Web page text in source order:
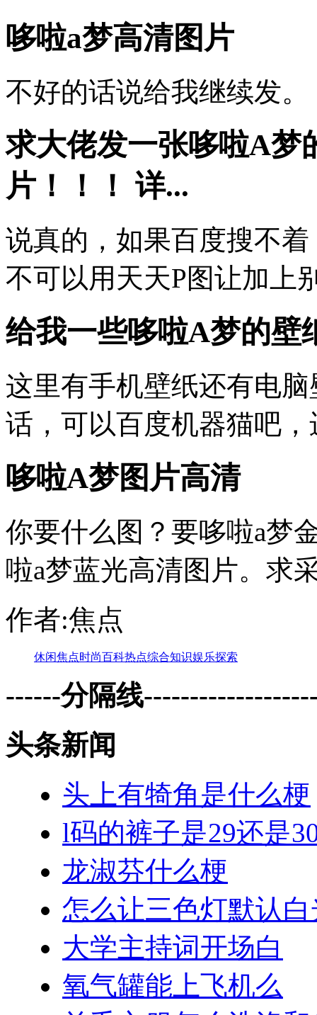
哆啦a梦高清图片
不好的话说给我继续发。
求大佬发一张哆啦A梦
片！！！ 详...
说真的，如果百度搜不
不可以用天天P图让加上
给我一些哆啦A梦的壁
这里有手机壁纸还有电
话，可以百度机器猫吧
哆啦A梦图片高清
你要什么图？要哆啦a梦
啦a梦蓝光高清图片。求
作者:焦点
休闲焦点时尚百科热点综合知识娱乐探索
------分隔线
头条新闻
头上有犄角是什么梗
l码的裤子是29还是
龙淑芬什么梗
怎么让三色灯默认白
大学主持词开场白
氧气罐能上飞机么